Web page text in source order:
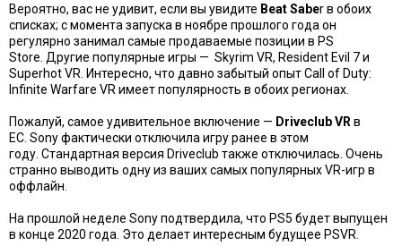
Вероятно, вас не удивит, если вы увидите Beat Saber в обоих
списках; с момента запуска в ноябре прошлого года он
регулярно занимал самые продаваемые позиции в PS
Store. Другие популярные игры — Skyrim VR, Resident Evil 7 и
Superhot VR. Интересно, что давно забытый опыт Call of Duty:
Infinite Warfare VR имеет популярность в обоих регионах.
Пожалуй, самое удивительное включение — Driveclub VR в
ЕС. Sony фактически отключила игру ранее в этом
году. Стандартная версия Driveclub также отключилась. Очень
странно выводить одну из ваших самых популярных VR-игр в
оффлайн.
На прошлой неделе Sony подтвердила, что PS5 будет выпущен
в конце 2020 года. Это делает интересным будущее PSVR.